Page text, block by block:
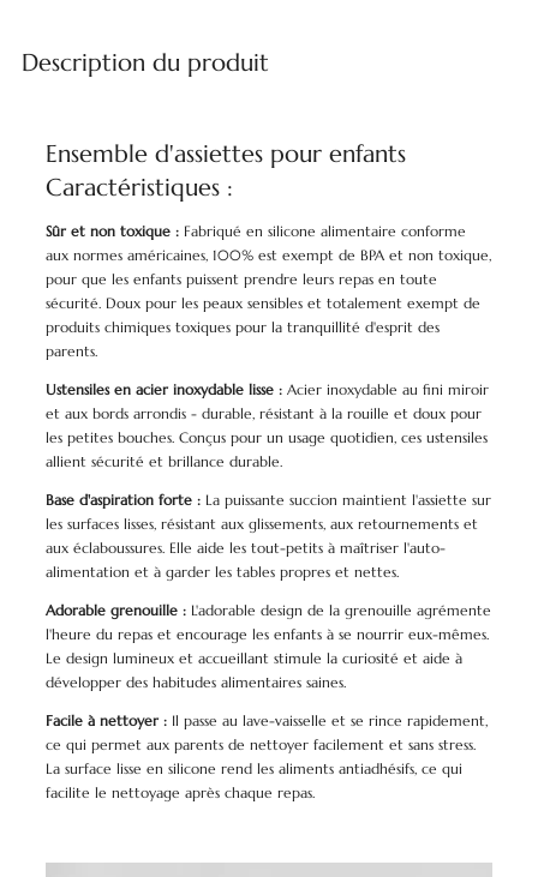
Description du produit
Ensemble d'assiettes pour enfants
Caractéristiques :
Sûr et non toxique : Fabriqué en silicone alimentaire conforme
aux normes américaines, 100% est exempt de BPA et non toxique,
pour que les enfants puissent prendre leurs repas en toute
sécurité. Doux pour les peaux sensibles et totalement exempt de
produits chimiques toxiques pour la tranquillité d'esprit des
parents.
Ustensiles en acier inoxydable lisse :Acier inoxydable au fini miroir
et aux bords arrondis - durable, résistant à la rouille et doux pour
les petites bouches. Conçus pour un usage quotidien, ces ustensiles
allient sécurité et brillance durable.
Base d'aspiration forte : La puissante succion maintient l'assiette sur
les surfaces lisses, résistant aux glissements, aux retournements et
aux éclaboussures. Elle aide les tout-petits à maîtriser l'auto-
alimentation et à garder les tables propres et nettes.
Adorable grenouille :L'adorable design de la grenouille agrémente
l'heure du repas et encourage les enfants à se nourrir eux-mêmes.
Le design lumineux et accueillant stimule la curiosité et aide à
développer des habitudes alimentaires saines.
Facile à nettoyer : Il passe au lave-vaisselle et se rince rapidement,
ce qui permet aux parents de nettoyer facilement et sans stress.
La surface lisse en silicone rend les aliments antiadhésifs, ce qui
facilite le nettoyage après chaque repas.